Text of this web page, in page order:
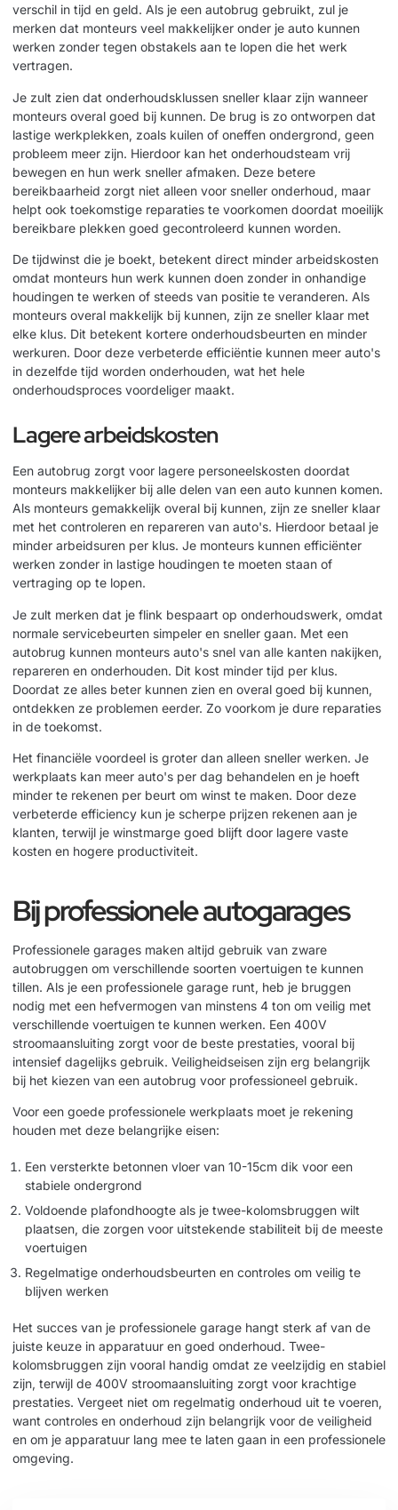
verschil in tijd en geld. Als je een autobrug gebruikt, zul je
merken dat monteurs veel makkelijker onder je auto kunnen
werken zonder tegen obstakels aan te lopen die het werk
vertragen.
Je zult zien dat onderhoudsklussen sneller klaar zijn wanneer
monteurs overal goed bij kunnen. De brug is zo ontworpen dat
lastige werkplekken, zoals kuilen of oneffen ondergrond, geen
probleem meer zijn. Hierdoor kan het onderhoudsteam vrij
bewegen en hun werk sneller afmaken. Deze betere
bereikbaarheid zorgt niet alleen voor sneller onderhoud, maar
helpt ook toekomstige reparaties te voorkomen doordat moeilijk
bereikbare plekken goed gecontroleerd kunnen worden.
De tijdwinst die je boekt, betekent direct minder arbeidskosten
omdat monteurs hun werk kunnen doen zonder in onhandige
houdingen te werken of steeds van positie te veranderen. Als
monteurs overal makkelijk bij kunnen, zijn ze sneller klaar met
elke klus. Dit betekent kortere onderhoudsbeurten en minder
werkuren. Door deze verbeterde efficiëntie kunnen meer auto's
in dezelfde tijd worden onderhouden, wat het hele
onderhoudsproces voordeliger maakt.
Lagere arbeidskosten
Een autobrug zorgt voor lagere personeelskosten doordat
monteurs makkelijker bij alle delen van een auto kunnen komen.
Als monteurs gemakkelijk overal bij kunnen, zijn ze sneller klaar
met het controleren en repareren van auto's. Hierdoor betaal je
minder arbeidsuren per klus. Je monteurs kunnen efficiënter
werken zonder in lastige houdingen te moeten staan of
vertraging op te lopen.
Je zult merken dat je flink bespaart op onderhoudswerk, omdat
normale servicebeurten simpeler en sneller gaan. Met een
autobrug kunnen monteurs auto's snel van alle kanten nakijken,
repareren en onderhouden. Dit kost minder tijd per klus.
Doordat ze alles beter kunnen zien en overal goed bij kunnen,
ontdekken ze problemen eerder. Zo voorkom je dure reparaties
in de toekomst.
Het financiële voordeel is groter dan alleen sneller werken. Je
werkplaats kan meer auto's per dag behandelen en je hoeft
minder te rekenen per beurt om winst te maken. Door deze
verbeterde efficiency kun je scherpe prijzen rekenen aan je
klanten, terwijl je winstmarge goed blijft door lagere vaste
kosten en hogere productiviteit.
Bij professionele autogarages
Professionele garages maken altijd gebruik van zware
autobruggen om verschillende soorten voertuigen te kunnen
tillen. Als je een professionele garage runt, heb je bruggen
nodig met een hefvermogen van minstens 4 ton om veilig met
verschillende voertuigen te kunnen werken. Een 400V
stroomaansluiting zorgt voor de beste prestaties, vooral bij
intensief dagelijks gebruik. Veiligheidseisen zijn erg belangrijk
bij het kiezen van een autobrug voor professioneel gebruik.
Voor een goede professionele werkplaats moet je rekening
houden met deze belangrijke eisen:
Een versterkte betonnen vloer van 10-15cm dik voor een
stabiele ondergrond
Voldoende plafondhoogte als je twee-kolomsbruggen wilt
plaatsen, die zorgen voor uitstekende stabiliteit bij de meeste
voertuigen
Regelmatige onderhoudsbeurten en controles om veilig te
blijven werken
Het succes van je professionele garage hangt sterk af van de
juiste keuze in apparatuur en goed onderhoud. Twee-
kolomsbruggen zijn vooral handig omdat ze veelzijdig en stabiel
zijn, terwijl de 400V stroomaansluiting zorgt voor krachtige
prestaties. Vergeet niet om regelmatig onderhoud uit te voeren,
want controles en onderhoud zijn belangrijk voor de veiligheid
en om je apparatuur lang mee te laten gaan in een professionele
omgeving.